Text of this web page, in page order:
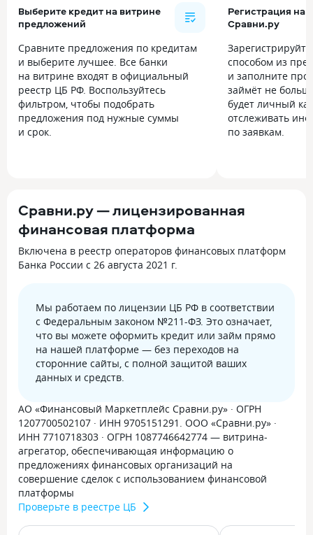
Выберите кредит на витрине
предложений
Сравните предложения по кредитам
и выберите лучшее. Все банки
на витрине входят в официальный
реестр ЦБ РФ. Воспользуйтесь
фильтром, чтобы подобрать
предложения под нужные суммы
и срок.
Регистрация на
Сравни.ру
способом из
и заполните
займёт не
будет личный
отслеживать
по заявкам.
Сравни.ру — лицензированная
финансовая платформа
Включена в реестр операторов финансовых платформ
Банка России с 26 августа 2021 г.
Мы работаем по лицензии ЦБ РФ в соответствии
с Федеральным законом №211-ФЗ. Это означает,
что вы можете оформить кредит или займ прямо
на нашей платформе — без переходов на
сторонние сайты, с полной защитой ваших
данных и средств.
АО «Финансовый Маркетплейс Сравни.ру» · ОГРН
1207700502107 · ИНН 9705151291. ООО «Сравни.ру» ·
ИНН 7710718303 · ОГРН 1087746642774 — витрина-
агрегатор, обеспечивающая информацию о
предложениях финансовых организаций на
совершение сделок с использованием финансовой
платформы
Проверьте в реестре ЦБ